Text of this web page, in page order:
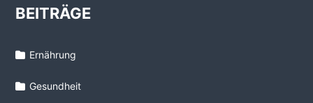
BEITRÄGE
Ernährung
Gesundheit